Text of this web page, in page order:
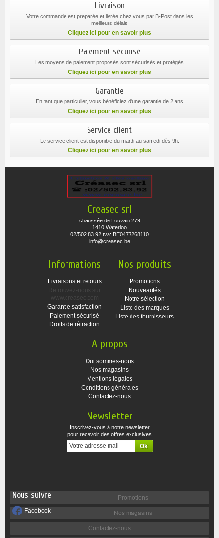
Livraison
Votre commande est preparée et livrée chez vous par B-Post dans les
meilleurs délais
Cliquez ici pour en savoir plus
Paiement sécurisé
Les moyens de paiement proposés sont sécurisés et protégés
Cliquez ici pour en savoir plus
Garantie
En tant que particulier, vous bénéficiez d'une garantie de 2 ans
Cliquez ici pour en savoir plus
Service client
Le service client est disponible du mardi au samedi dès 9h.
Cliquez ici pour en savoir plus
Creasec srl
chaussée de Louvain 279
1410 Waterloo
02/502 83 92 tva: BE0477268110
info@creasec.be
Informations
Livraisons et retours
Retrouvez-nous sur
www.creasec.com
Garantie satisfaction
Paiement sécurisé
Droits de rétraction
Nos produits
Promotions
Nouveautés
Notre sélection
Liste des marques
Liste des fournisseurs
A propos
Qui sommes-nous
Nos magasins
Mentions légales
Conditions générales
Contactez-nous
Newsletter
Inscrivez-vous à notre newsletter
pour recevoir des offres exclusives
Nous suivre
Facebook
Promotions
Nos magasins
Contactez-nous